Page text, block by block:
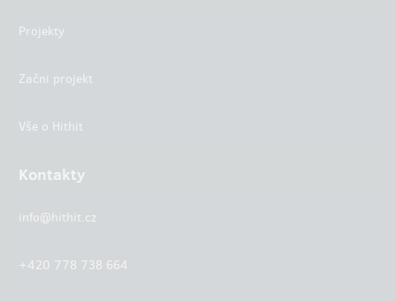
Projekty
Začni projekt
Vše o Hithit
Kontakty
info@hithit.cz
+420 778 738 664